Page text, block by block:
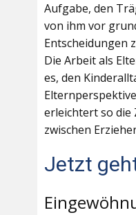
Aufgabe, den
von ihm vor
Entscheidungen
Die Arbeit als
es, den
erleichtert so die
zwischen
Jetzt